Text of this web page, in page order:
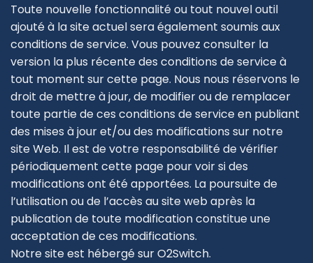
Toute nouvelle fonctionnalité ou tout nouvel outil
ajouté à la site actuel sera également soumis aux
conditions de service. Vous pouvez consulter la
version la plus récente des conditions de service à
tout moment sur cette page. Nous nous réservons le
droit de mettre à jour, de modifier ou de remplacer
toute partie de ces conditions de service en publiant
des mises à jour et/ou des modifications sur notre
site Web. Il est de votre responsabilité de vérifier
périodiquement cette page pour voir si des
modifications ont été apportées. La poursuite de
l’utilisation ou de l’accès au site web après la
publication de toute modification constitue une
acceptation de ces modifications.
Notre site est hébergé sur O2Switch.